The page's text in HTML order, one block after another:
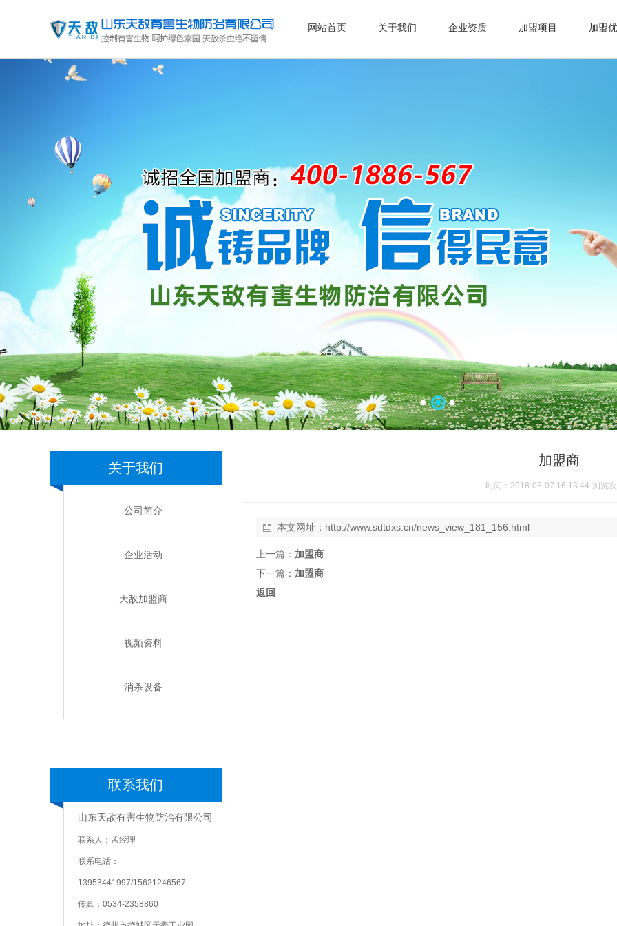
网站首页 关于我们 企业资质 加盟项目 加盟
关于我们
公司简介
企业活动
天敌加盟商
视频资料
消杀设备
联系我们
山东天敌有害生物防治有限公司
联系人：孟经理
联系电话：
13953441997/15621246567
传真：0534-2358860
加盟商
时间：2018-08-07 16:13:44 浏览
本文网址： http://www.sdtdxs.cn/news_view_181_156.html
上一篇： 加盟商
下一篇： 加盟商
返回